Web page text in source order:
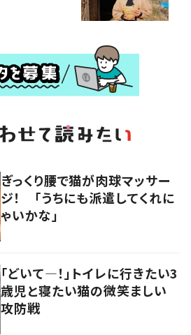
ぎっくり腰で猫が肉球マッサー
ジ！ 「うちにも派遣してくれに
ゃいかな」
「どいて―！」トイレに行きたい3
歳児と寝たい猫の微笑ましい
攻防戦